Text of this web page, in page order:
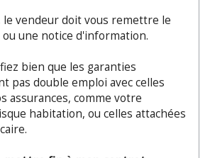
le vendeur doit vous remettre le
une notice d'information.
bien que les garanties
pas double emploi avec celles
assurances, comme votre
habitation, ou celles attachées